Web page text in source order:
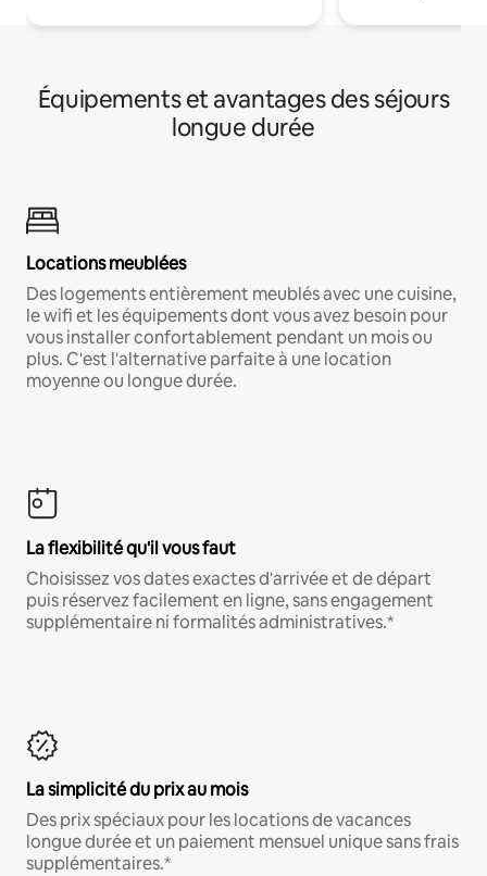
Équipements et avantages des séjours
longue durée
Locations meublées
Des logements entièrement meublés avec une cuisine,
le wifi et les équipements dont vous avez besoin pour
vous installer confortablement pendant un mois ou
plus. C'est l'alternative parfaite à une location
moyenne ou longue durée.
La flexibilité qu'il vous faut
Choisissez vos dates exactes d'arrivée et de départ
puis réservez facilement en ligne, sans engagement
supplémentaire ni formalités administratives.*
La simplicité du prix au mois
Des prix spéciaux pour les locations de vacances
longue durée et un paiement mensuel unique sans frais
supplémentaires.*